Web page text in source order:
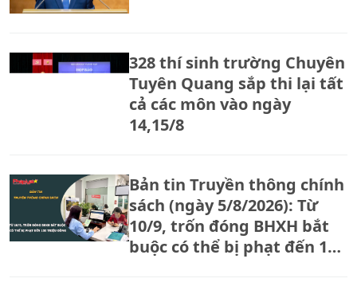
328 thí sinh trường Chuyên
Tuyên Quang sắp thi lại tất
cả các môn vào ngày
14,15/8
Bản tin Truyền thông chính
sách (ngày 5/8/2026): Từ
10/9, trốn đóng BHXH bắt
buộc có thể bị phạt đến 150